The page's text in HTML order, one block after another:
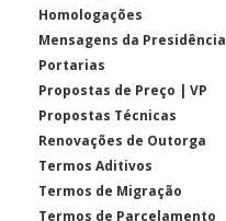
Homologações
Mensagens da Presidência
Portarias
Propostas de Preço | VP
Propostas Técnicas
Renovações de Outorga
Termos Aditivos
Termos de Migração
Termos de Parcelamento